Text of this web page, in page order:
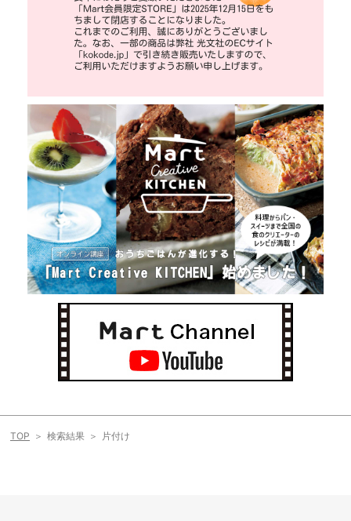
TOP 検索結果 片付け